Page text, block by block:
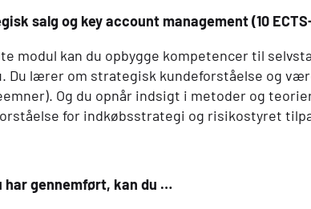
salg og key account management (10 ECTS
modul kan du opbygge kompetencer til
Du lærer om strategisk kundeforståelse og
Og du opnår indsigt i metoder og
for indkøbsstrategi og risikostyret
har gennemført, kan du …